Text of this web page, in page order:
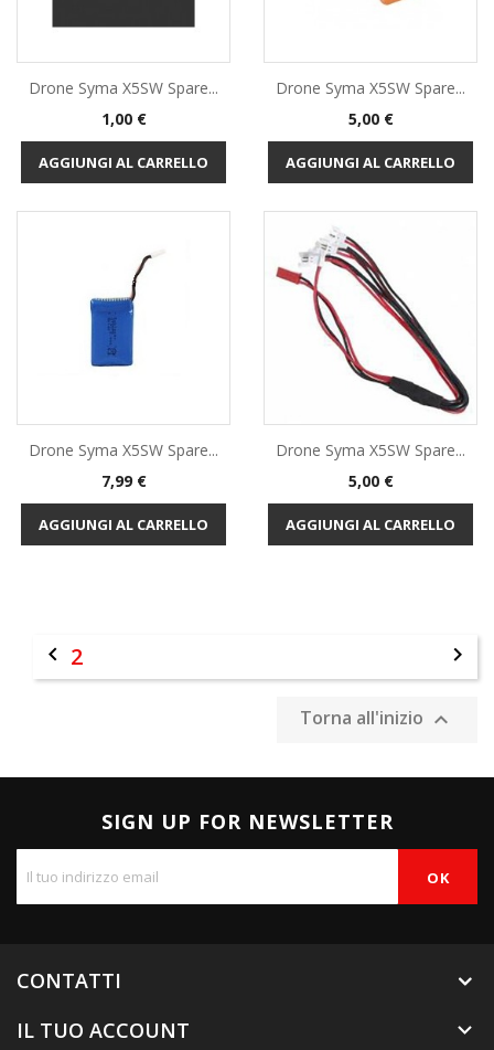
Drone Syma X5SW Spare...
Prezzo
1,00 €
AGGIUNGI AL CARRELLO
Drone Syma X5SW Spare...
Prezzo
5,00 €
AGGIUNGI AL CARRELLO
Drone Syma X5SW Spare...
Prezzo
7,99 €
AGGIUNGI AL CARRELLO
Drone Syma X5SW Spare...
Prezzo
5,00 €
AGGIUNGI AL CARRELLO
 2 
Torna all'inizio 
SIGN UP FOR NEWSLETTER
CONTATTI
IL TUO ACCOUNT
